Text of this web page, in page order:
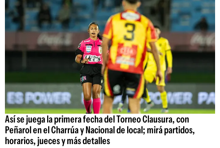
Así se juega la primera fecha del Torneo Clausura, con
Peñarol en el Charrúa y Nacional de local; mirá partidos,
horarios, jueces y más detalles